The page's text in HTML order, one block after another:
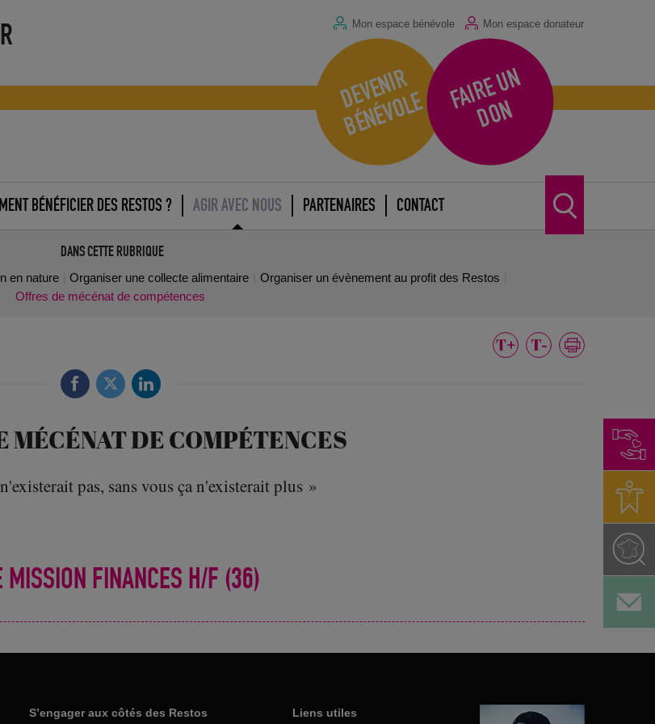
Mon espace bénévole Mon espace donateur
D
E
V
E
N
I
R
B
É
N
É
V
O
L
E F
A
I
R
E
U
N
D
O
N
BÉNÉFICIER DES RESTOS ? AGIR AVEC NOUS PARTENAIRES CONTACT
DANS CETTE RUBRIQUE
en nature Organiser une collecte alimentaire
Organiser un évènement au profit des Restos
Offres de mécénat de compétences
MÉCÉNAT DE COMPÉTENCES
pas, sans vous ça n'existerait plus »
MISSION FINANCES H/F (36)
S’engager aux côtés des Restos Liens utiles